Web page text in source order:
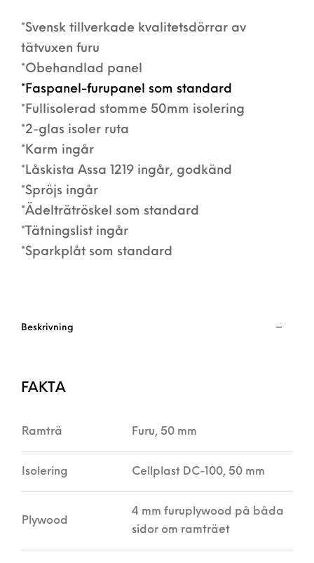
*Svensk tillverkade kvalitetsdörrar av
tätvuxen furu
*Obehandlad panel
*Faspanel-furupanel som standard
*Fullisolerad stomme 50mm isolering
*2-glas isoler ruta
*Karm ingår
*Låskista Assa 1219 ingår, godkänd
*Spröjs ingår
*Ädelträtröskel som standard
*Tätningslist ingår
*Sparkplåt som standard
Beskrivning
FAKTA
Ramträ Furu, 50 mm
Isolering Cellplast DC-100, 50 mm
Plywood
4 mm furuplywood på båda
sidor om ramträet